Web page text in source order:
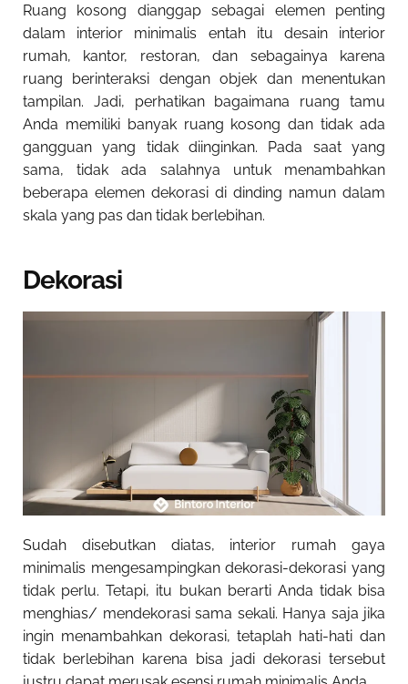
Ruang kosong dianggap sebagai elemen penting
dalam interior minimalis entah itu desain interior
rumah, kantor, restoran, dan sebagainya karena
ruang berinteraksi dengan objek dan menentukan
tampilan. Jadi, perhatikan bagaimana ruang tamu
Anda memiliki banyak ruang kosong dan tidak ada
gangguan yang tidak diinginkan. Pada saat yang
sama, tidak ada salahnya untuk menambahkan
beberapa elemen dekorasi di dinding namun dalam
skala yang pas dan tidak berlebihan.
Dekorasi
Sudah disebutkan diatas, interior rumah gaya
minimalis mengesampingkan dekorasi-dekorasi yang
tidak perlu. Tetapi, itu bukan berarti Anda tidak bisa
menghias/ mendekorasi sama sekali. Hanya saja jika
ingin menambahkan dekorasi, tetaplah hati-hati dan
tidak berlebihan karena bisa jadi dekorasi tersebut